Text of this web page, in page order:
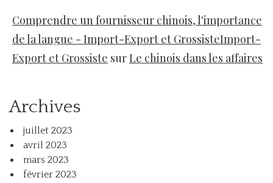
Comprendre un fournisseur chinois, l'importance
de la langue - Import-Export et GrossisteImport-
Export et Grossiste surLe chinois dans les affaires
Archives
juillet 2023
avril 2023
mars 2023
février 2023